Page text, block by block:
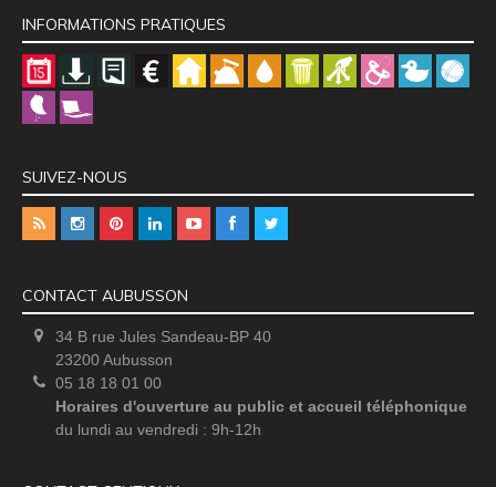
INFORMATIONS PRATIQUES
SUIVEZ-NOUS
CONTACT AUBUSSON
34 B rue Jules Sandeau-BP 40
23200 Aubusson
05 18 18 01 00
Horaires d'ouverture au public et accueil téléphonique
du lundi au vendredi : 9h-12h